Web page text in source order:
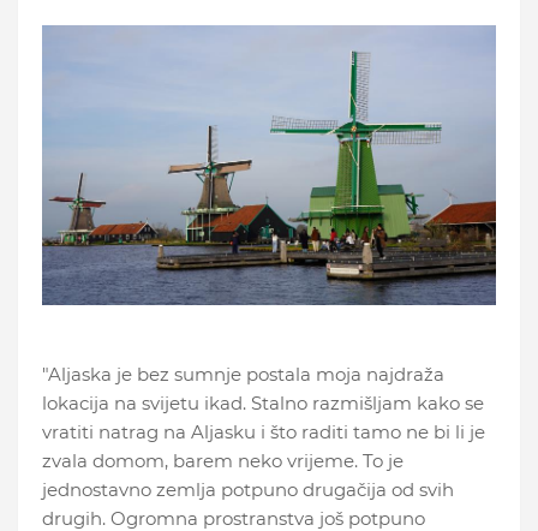
"Aljaska je bez sumnje postala moja najdraža
lokacija na svijetu ikad. Stalno razmišljam kako se
vratiti natrag na Aljasku i što raditi tamo ne bi li je
zvala domom, barem neko vrijeme. To je
jednostavno zemlja potpuno drugačija od svih
drugih. Ogromna prostranstva još potpuno